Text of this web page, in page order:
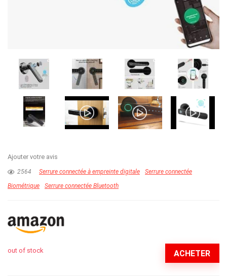
Ajouter votre avis
2564 Serrure connectée à empreinte digitale
Serrure connectée
Biométrique
Serrure connectée Bluetooth
ACHETER
out of stock